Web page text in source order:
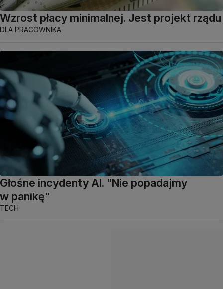
Wzrost płacy minimalnej. Jest projekt rządu
DLA PRACOWNIKA
Głośne incydenty AI. "Nie popadajmy
w panikę"
TECH